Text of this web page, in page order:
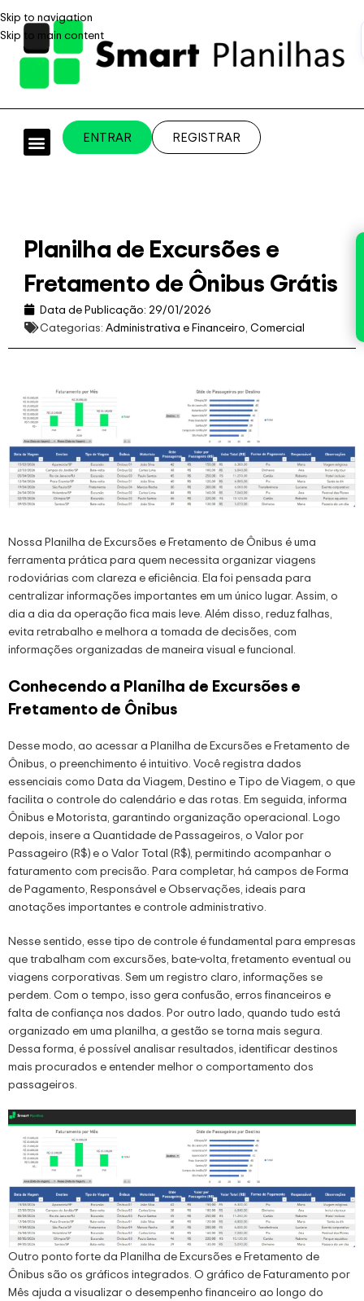
Skip to navigation
Skip to main content
ENTRAR REGISTRAR
Planilha de Excursões e
Fretamento de Ônibus Grátis
Data de Publicação: 29/01/2026
Categorias: Administrativa e Financeiro, Comercial
Nossa Planilha de Excursões e Fretamento de Ônibus é uma
ferramenta prática para quem necessita organizar viagens
rodoviárias com clareza e eficiência. Ela foi pensada para
centralizar informações importantes em um único lugar. Assim, o
dia a dia da operação fica mais leve. Além disso, reduz falhas,
evita retrabalho e melhora a tomada de decisões, com
informações organizadas de maneira visual e funcional.
Conhecendo a Planilha de Excursões e
Fretamento de Ônibus
Desse modo, ao acessar a Planilha de Excursões e Fretamento de
Ônibus, o preenchimento é intuitivo. Você registra dados
essenciais como Data da Viagem, Destino e Tipo de Viagem, o que
facilita o controle do calendário e das rotas. Em seguida, informa
Ônibus e Motorista, garantindo organização operacional. Logo
depois, insere a Quantidade de Passageiros, o Valor por
Passageiro (R$) e o Valor Total (R$), permitindo acompanhar o
faturamento com precisão. Para completar, há campos de Forma
de Pagamento, Responsável e Observações, ideais para
anotações importantes e controle administrativo.
Nesse sentido, esse tipo de controle é fundamental para empresas
que trabalham com excursões, bate-volta, fretamento eventual ou
viagens corporativas. Sem um registro claro, informações se
perdem. Com o tempo, isso gera confusão, erros financeiros e
falta de confiança nos dados. Por outro lado, quando tudo está
organizado em uma planilha, a gestão se torna mais segura.
Dessa forma, é possível analisar resultados, identificar destinos
mais procurados e entender melhor o comportamento dos
passageiros.
Outro ponto forte da Planilha de Excursões e Fretamento de
Ônibus são os gráficos integrados. O gráfico de Faturamento por
Mês ajuda a visualizar o desempenho financeiro ao longo do